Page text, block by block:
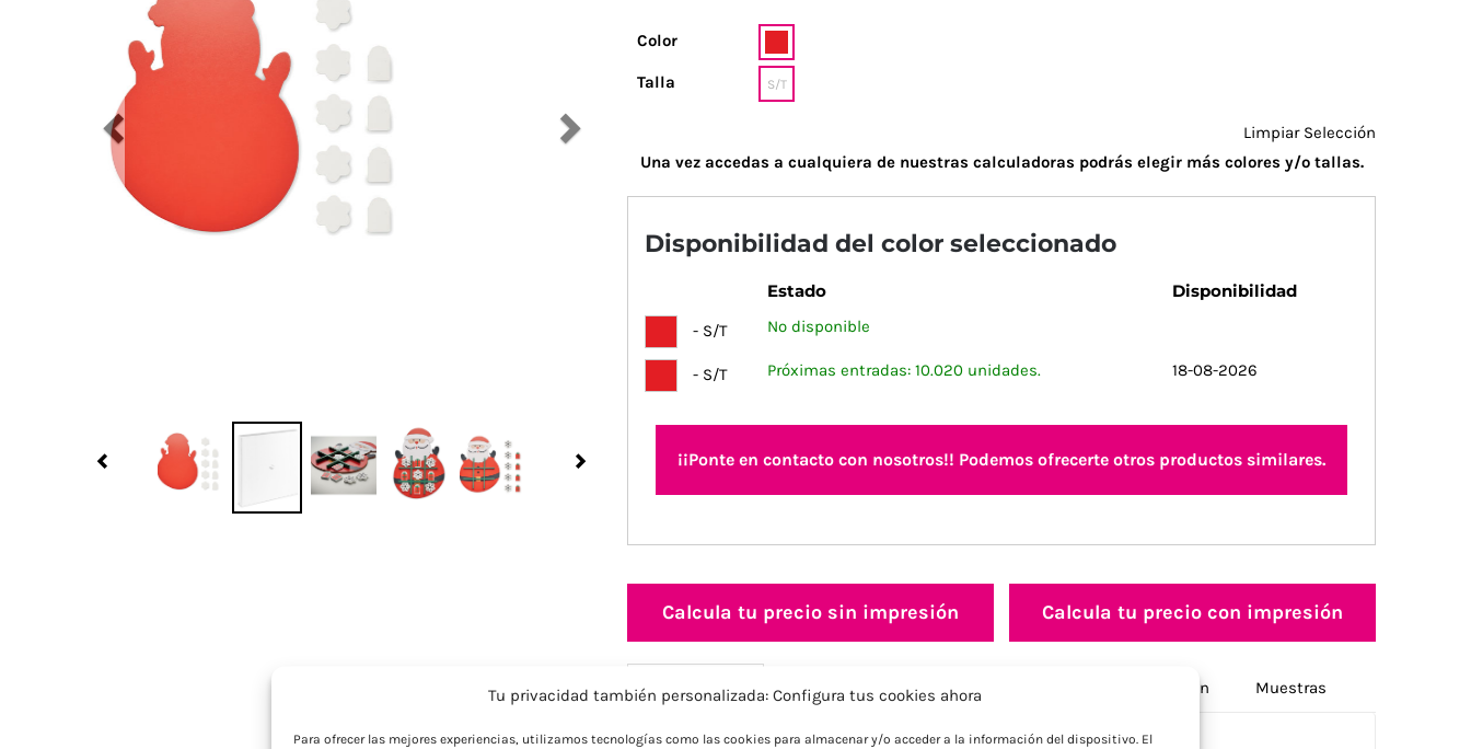
Tu privacidad también personalizada: Configura tus cookies ahora
Para ofrecer las mejores experiencias, utilizamos tecnologías como las cookies para almacenar y/o acceder a la información del dispositivo. El
Previous
Color
Talla S/T
Limpiar Selección
Una vez accedas a cualquiera de nuestras calculadoras podrás elegir más colores y/o tallas.
Disponibilidad del color seleccionado
Estado Disponibilidad
- S/T No disponible
- S/T Próximas entradas: 10.020 unidades. 18-08-2026
¡¡Ponte en contacto con nosotros!! Podemos ofrecerte otros productos similares.
Calcula tu precio sin impresión Calcula tu precio con impresión
Descripción Información adicional Opciones de personalización Muestras